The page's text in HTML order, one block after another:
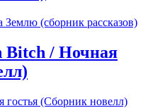
(сборник рассказов)
гостья (Сборник новелл)